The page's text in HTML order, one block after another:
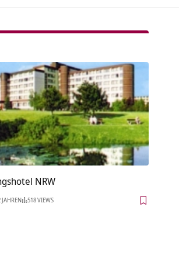
NRW
JAHREN 518 VIEWS